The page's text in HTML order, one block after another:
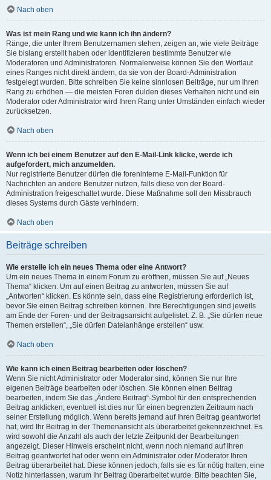
Nach oben
Was ist mein Rang und wie kann ich ihn ändern?
Ränge, die unter Ihrem Benutzernamen stehen, zeigen an, wie viele Beiträge
Sie bislang erstellt haben oder identifizieren bestimmte Benutzer wie
Moderatoren und Administratoren. Normalerweise können Sie den Wortlaut
eines Ranges nicht direkt ändern, da sie von der Board-Administration
festgelegt wurden. Bitte schreiben Sie keine sinnlosen Beiträge, nur um Ihren
Rang zu erhöhen — die meisten Foren dulden dieses Verhalten nicht und ein
Moderator oder Administrator wird Ihren Rang unter Umständen einfach wieder
zurücksetzen.
Nach oben
Wenn ich bei einem Benutzer auf den E-Mail-Link klicke, werde ich
aufgefordert, mich anzumelden.
Nur registrierte Benutzer dürfen die foreninterne E-Mail-Funktion für
Nachrichten an andere Benutzer nutzen, falls diese von der Board-
Administration freigeschaltet wurde. Diese Maßnahme soll den Missbrauch
dieses Systems durch Gäste verhindern.
Nach oben
Beiträge schreiben
Wie erstelle ich ein neues Thema oder eine Antwort?
Um ein neues Thema in einem Forum zu eröffnen, müssen Sie auf „Neues
Thema“ klicken. Um auf einen Beitrag zu antworten, müssen Sie auf
„Antworten“ klicken. Es könnte sein, dass eine Registrierung erforderlich ist,
bevor Sie einen Beitrag schreiben können. Ihre Berechtigungen sind jeweils
am Ende der Foren- und der Beitragsansicht aufgelistet. Z. B. „Sie dürfen neue
Themen erstellen“, „Sie dürfen Dateianhänge erstellen“ usw.
Nach oben
Wie kann ich einen Beitrag bearbeiten oder löschen?
Wenn Sie nicht Administrator oder Moderator sind, können Sie nur Ihre
eigenen Beiträge bearbeiten oder löschen. Sie können einen Beitrag
bearbeiten, indem Sie das „Ändere Beitrag“-Symbol für den entsprechenden
Beitrag anklicken; eventuell ist dies nur für einen begrenzten Zeitraum nach
seiner Erstellung möglich. Wenn bereits jemand auf Ihren Beitrag geantwortet
hat, wird Ihr Beitrag in der Themenansicht als überarbeitet gekennzeichnet. Es
wird sowohl die Anzahl als auch der letzte Zeitpunkt der Bearbeitungen
angezeigt. Dieser Hinweis erscheint nicht, wenn noch niemand auf Ihren
Beitrag geantwortet hat oder wenn ein Administrator oder Moderator Ihren
Beitrag überarbeitet hat. Diese können jedoch, falls sie es für nötig halten, eine
Notiz hinterlassen, warum Ihr Beitrag überarbeitet wurde. Bitte beachten Sie,